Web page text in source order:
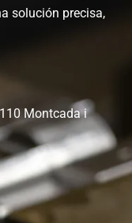
solución precisa,
Montcada i